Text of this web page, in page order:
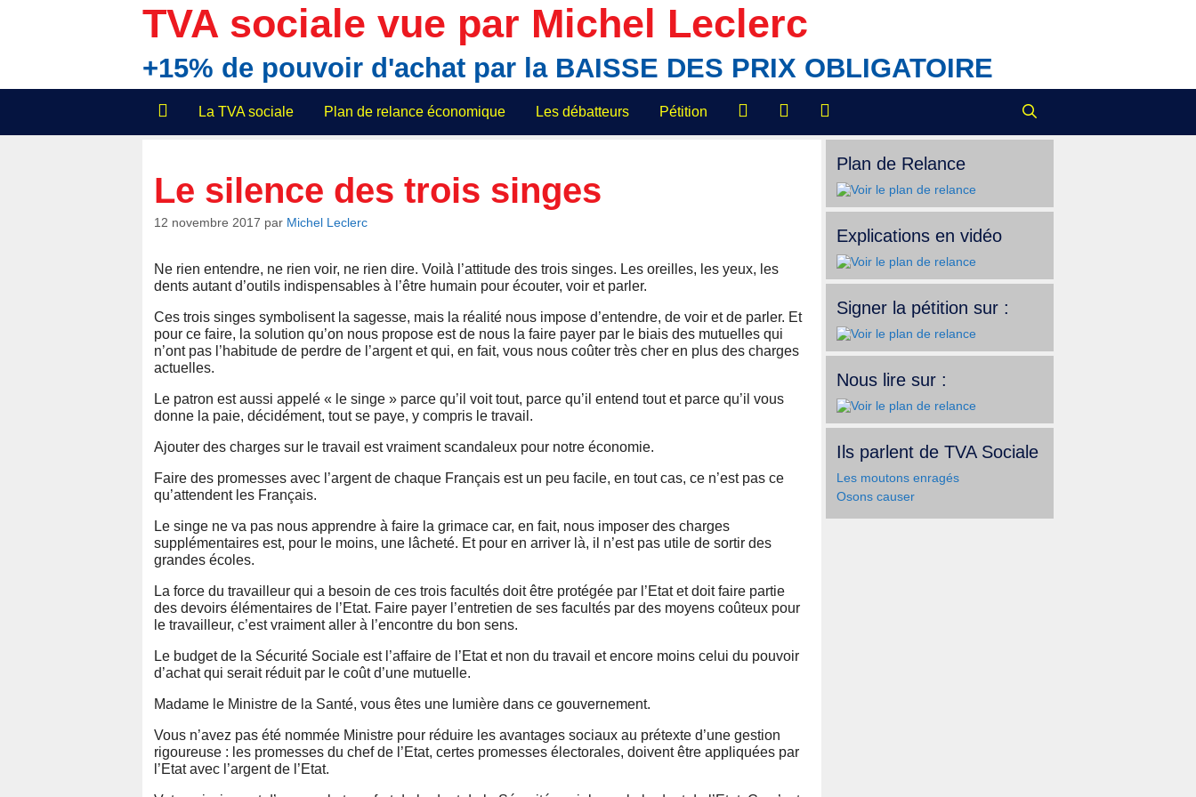
TVA sociale vue par Michel Leclerc
+15% de pouvoir d'achat par la BAISSE DES PRIX OBLIGATOIRE
La TVA sociale Plan de relance économique Les débatteurs Pétition
Le silence des trois singes
12 novembre 2017 par Michel Leclerc
Ne rien entendre, ne rien voir, ne rien dire. Voilà l’attitude des trois singes. Les oreilles, les yeux, les
dents autant d’outils indispensables à l’être humain pour écouter, voir et parler.
Ces trois singes symbolisent la sagesse, mais la réalité nous impose d’entendre, de voir et de parler. Et
pour ce faire, la solution qu’on nous propose est de nous la faire payer par le biais des mutuelles qui
n’ont pas l’habitude de perdre de l’argent et qui, en fait, vous nous coûter très cher en plus des charges
actuelles.
Le patron est aussi appelé « le singe » parce qu’il voit tout, parce qu’il entend tout et parce qu’il vous
donne la paie, décidément, tout se paye, y compris le travail.
Ajouter des charges sur le travail est vraiment scandaleux pour notre économie.
Faire des promesses avec l’argent de chaque Français est un peu facile, en tout cas, ce n’est pas ce
qu’attendent les Français.
Le singe ne va pas nous apprendre à faire la grimace car, en fait, nous imposer des charges
supplémentaires est, pour le moins, une lâcheté. Et pour en arriver là, il n’est pas utile de sortir des
grandes écoles.
La force du travailleur qui a besoin de ces trois facultés doit être protégée par l’Etat et doit faire partie
des devoirs élémentaires de l’Etat. Faire payer l’entretien de ses facultés par des moyens coûteux pour
le travailleur, c’est vraiment aller à l’encontre du bon sens.
Le budget de la Sécurité Sociale est l’affaire de l’Etat et non du travail et encore moins celui du pouvoir
d’achat qui serait réduit par le coût d’une mutuelle.
Madame le Ministre de la Santé, vous êtes une lumière dans ce gouvernement.
Vous n’avez pas été nommée Ministre pour réduire les avantages sociaux au prétexte d’une gestion
rigoureuse : les promesses du chef de l’Etat, certes promesses électorales, doivent être appliquées par
l’Etat avec l’argent de l’Etat.
Plan de Relance
Explications en vidéo
Signer la pétition sur :
Nous lire sur :
Ils parlent de TVA Sociale
Les moutons enragés
Osons causer